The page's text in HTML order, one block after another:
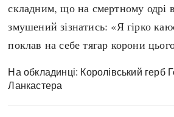
Авіація і космонавтика
Архітектура і будівництво
Битви і війни
Катастрофи
Кримінал
складним, що на смертному одрі
змушений зізнатись: «Я гірко
поклав на себе тягар корони
На обкладинці: Королівський герб
Ланкастера